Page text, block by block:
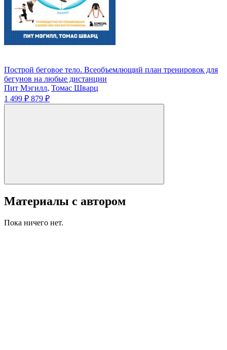
Построй беговое тело. Всеобъемлющий план тренировок для
бегунов на любые дистанции
Пит Мэгилл, Томас Шварц
1 499 ₽ 879 ₽
Материалы с автором
Пока ничего нет.